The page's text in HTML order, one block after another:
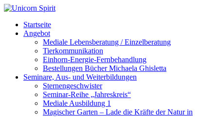
Startseite
Angebot
Mediale Lebensberatung / Einzelberatung
Tierkommunikation
Einhorn-Energie-Fernbehandlung
Bestellungen Bücher Michaela Ghisletta
Seminare, Aus- und Weiterbildungen
Sternengeschwister
Seminar-Reihe „Jahreskreis“
Mediale Ausbildung 1
Magischer Garten – Lade die Kräfte der Natur in